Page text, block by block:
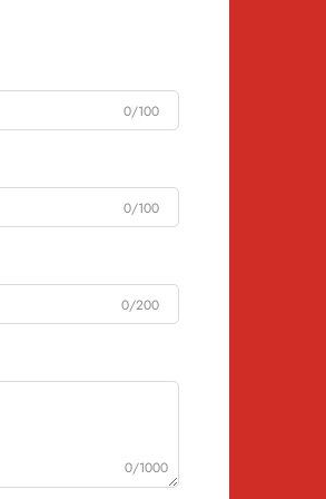
0/100
0/100
0/200
0/1000